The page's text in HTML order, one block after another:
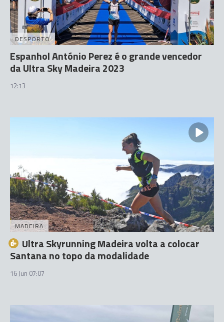
DESPORTO
Espanhol António Perez é o grande vencedor
da Ultra Sky Madeira 2023
12:13
MADEIRA
Ultra Skyrunning Madeira volta a colocar
Santana no topo da modalidade
16 Jun 07:07